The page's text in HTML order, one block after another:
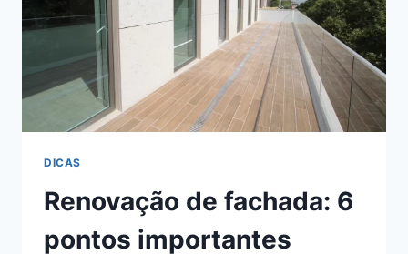
DICAS
Renovação de fachada: 6
pontos importantes